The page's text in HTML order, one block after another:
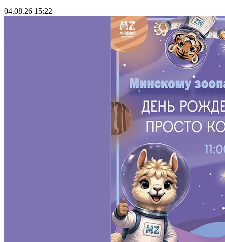
04.08.26 15:22